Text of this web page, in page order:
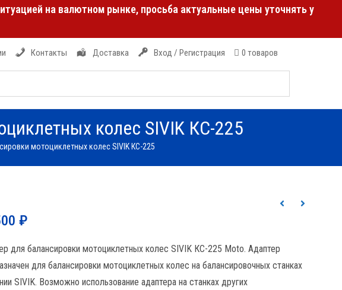
на валютном рынке, просьба актуальные цены уточнять у
Контакты Доставка Вход / Регистрация 0 товаров
колес SIVIK КС-225
мотоциклетных колес SIVIK КС-225
₽
для балансировки мотоциклетных колес SIVIK КС-225 Moto. Адаптер
для балансировки мотоциклетных колес на балансировочных станках
SIVIK. Возможно использование адаптера на станках других